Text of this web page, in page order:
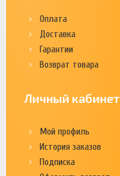
Оплата
Доставка
Гарантии
Возврат товара
Личный кабинет
Мой профиль
История заказов
Подписка